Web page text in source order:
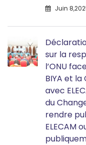
Juin
sur la
l’ONU
BIYA et
avec
du
rendre
ELECAM